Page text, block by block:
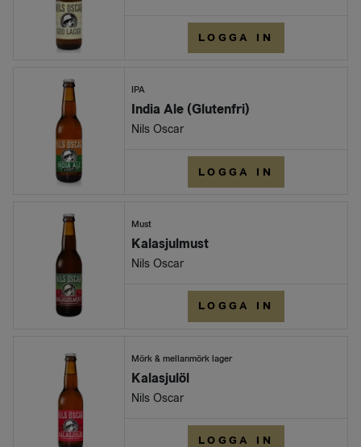
LOGGA IN
IPA
India Ale (Glutenfri)
Nils Oscar
LOGGA IN
Must
Kalasjulmust
Nils Oscar
LOGGA IN
Mörk & mellanmörk lager
Kalasjulöl
Nils Oscar
LOGGA IN